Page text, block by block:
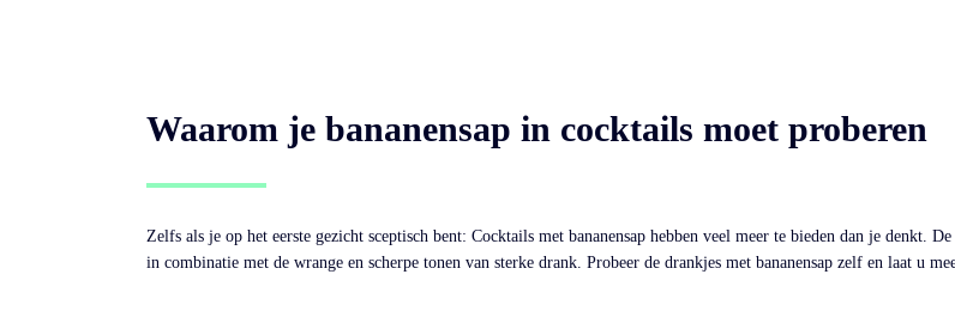
Waarom je bananensap in cocktails moet proberen
Zelfs als je op het eerste gezicht sceptisch bent: Cocktails met bananensap hebben veel meer te bieden dan je denkt.
in combinatie met de wrange en scherpe tonen van sterke drank. Probeer de drankjes met bananensap zelf en laat u